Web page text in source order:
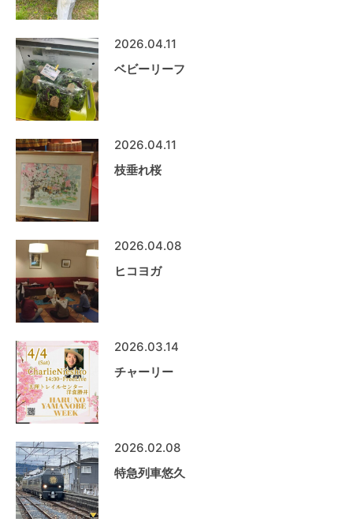
2026.04.11
ベビーリーフ
2026.04.11
枝垂れ桜
2026.04.08
ヒコヨガ
2026.03.14
チャーリー
2026.02.08
特急列車悠久